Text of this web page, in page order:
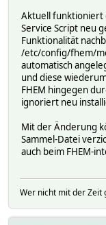
Aktuell funktioniert
Service Script neu
Funktionalität
/etc/config/fhem/
automatisch
und diese
FHEM hingegen
ignoriert neu
Mit der Änderung
Sammel-Datei
auch beim FHEM-
Wer nicht mit der Zeit